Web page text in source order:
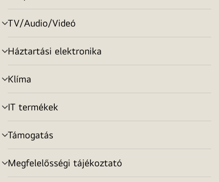
toggle
TV/Audio/Videó
menu
toggle
Háztartási elektronika
menu
toggle
Klíma
menu
toggle
IT termékek
menu
toggle
Támogatás
menu
toggle
Megfelelősségi tájékoztató
menu
toggle